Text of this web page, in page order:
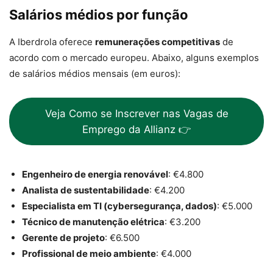
Salários médios por função
A Iberdrola oferece remunerações competitivas de
acordo com o mercado europeu. Abaixo, alguns exemplos
de salários médios mensais (em euros):
Veja Como se Inscrever nas Vagas de
Emprego da Allianz 👉
Engenheiro de energia renovável: €4.800
Analista de sustentabilidade: €4.200
Especialista em TI (cybersegurança, dados): €5.000
Técnico de manutenção elétrica: €3.200
Gerente de projeto: €6.500
Profissional de meio ambiente: €4.000